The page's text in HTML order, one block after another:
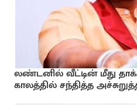
லண்டனில் வீட்டின் மீது
காலத்தில் சந்தித்த